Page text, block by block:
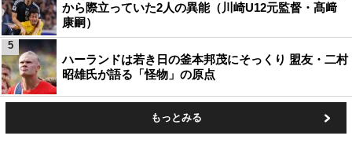
から際立っていた2人の異能（川崎U12元監督・髙﨑
康嗣）
ハーランドは若き日の釜本邦茂にそっくり 盟友・二村
昭雄氏が語る「怪物」の原点
5
もっとみる